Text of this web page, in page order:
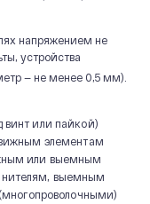
напряжением не
устройства
— не менее 0,5 мм).
винт или пайкой)
элементам
или выемным
выемным